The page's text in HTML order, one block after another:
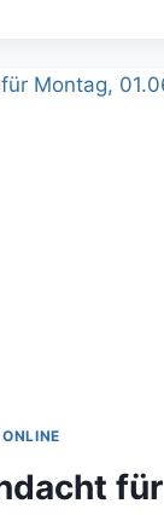
ONLINE
für